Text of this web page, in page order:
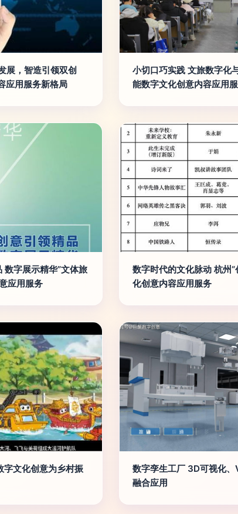
展，智造引领双创
应用服务新格局
小切口巧实践 文旅数字化
能数字文化创意内容应用
数字展示精华”文体旅
应用服务
数字时代的文化脉动 杭州
化创意内容应用服务
字文化创意为乡村振
数字孪生工厂 3D可视化
融合应用